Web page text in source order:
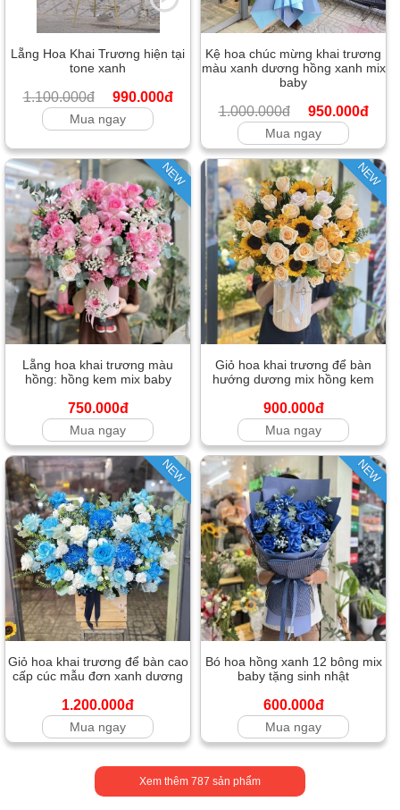
Lẵng Hoa Khai Trương hiện tại
tone xanh
1.100.000đ 990.000đ
Mua ngay
Kệ hoa chúc mừng khai trương
màu xanh dương hồng xanh mix
baby
1.000.000đ 950.000đ
Mua ngay
NEW
Lẵng hoa khai trương màu
hồng: hồng kem mix baby
750.000đ
Mua ngay
NEW
Giỏ hoa khai trương để bàn
hướng dương mix hồng kem
900.000đ
Mua ngay
NEW
Giỏ hoa khai trương để bàn cao
cấp cúc mẫu đơn xanh dương
1.200.000đ
Mua ngay
NEW
Bó hoa hồng xanh 12 bông mix
baby tặng sinh nhật
600.000đ
Mua ngay
Xem thêm 787 sản phẩm